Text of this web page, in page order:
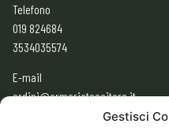
Gestisci
Telefono
019 824684
3534035574
E-mail
ordini@armeriatessitore.it
armeriatessitore@gmail.com